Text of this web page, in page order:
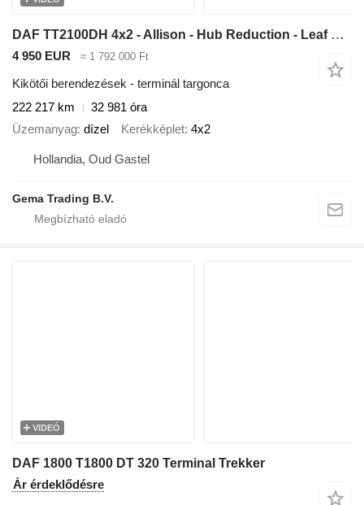
DAF TT2100DH 4x2 - Allison - Hub Reduction - Leaf Spring - Drum Brak
4 950 EUR ≈ 1 792 000 Ft
Kikötői berendezések - terminál targonca
222 217 km
32 981 óra
Üzemanyag dízel Kerékképlet 4x2
Hollandia, Oud Gastel
Gema Trading B.V.
VIDEÓ
DAF 1800 T1800 DT 320 Terminal Trekker
Ár érdeklődésre